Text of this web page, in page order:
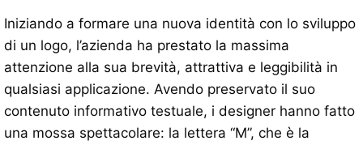
Iniziando a formare una nuova identità con lo sviluppo
di un logo, l’azienda ha prestato la massima
attenzione alla sua brevità, attrattiva e leggibilità in
qualsiasi applicazione. Avendo preservato il suo
contenuto informativo testuale, i designer hanno fatto
una mossa spettacolare: la lettera “M”, che è la